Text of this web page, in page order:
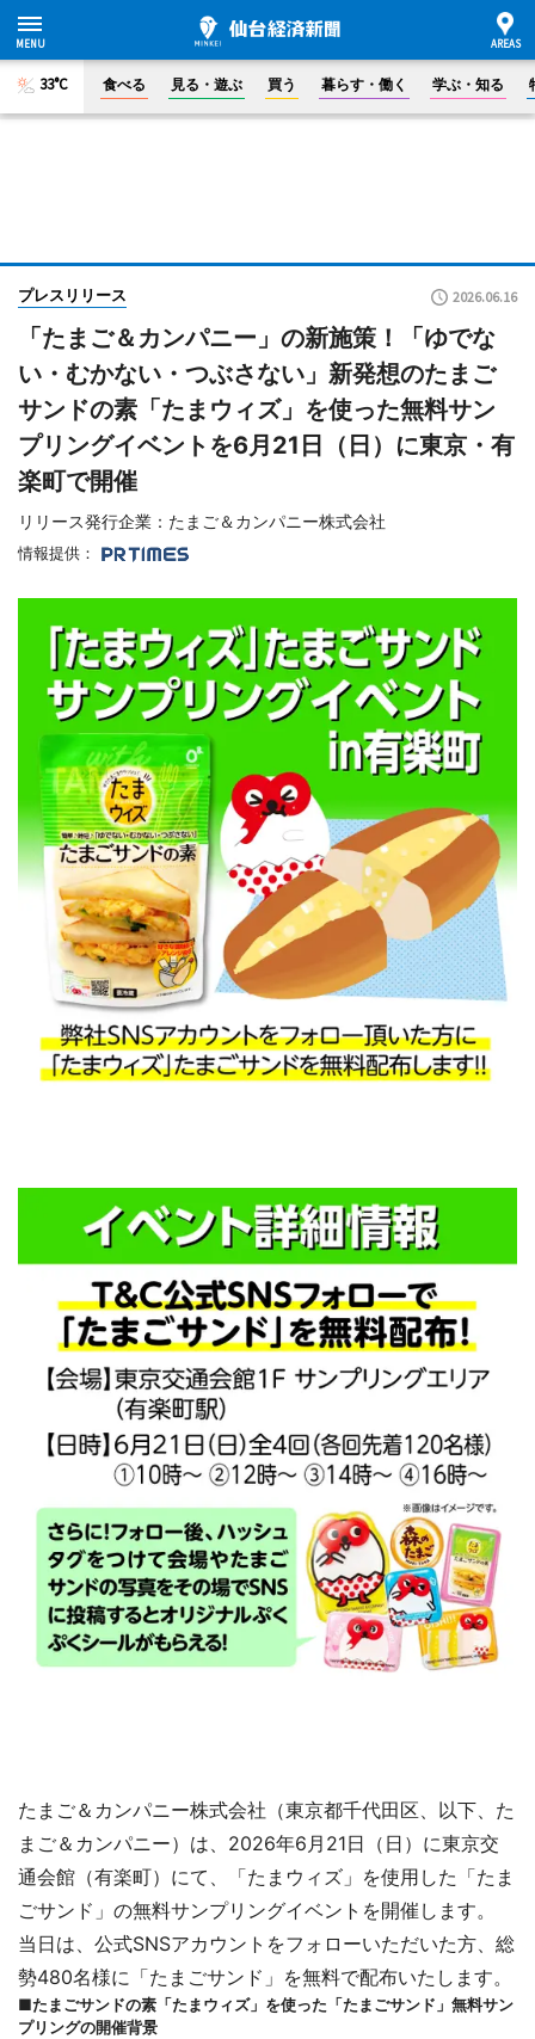
33°C 食べる 見る・遊ぶ 買う 暮らす・働く 学ぶ・知る
プレスリリース 2026.06.16
「たまご＆カンパニー」の新施策！「ゆでな
い・むかない・つぶさない」新発想のたまご
サンドの素「たまウィズ」を使った無料サン
プリングイベントを6月21日（日）に東京・有
楽町で開催
リリース発行企業：たまご＆カンパニー株式会社
情報提供：
たまご＆カンパニー株式会社（東京都千代田区、以下、た
まご＆カンパニー）は、2026年6月21日（日）に東京交
通会館（有楽町）にて、「たまウィズ」を使用した「たま
ごサンド」の無料サンプリングイベントを開催します。
当日は、公式SNSアカウントをフォローいただいた方、総
勢480名様に「たまごサンド」を無料で配布いたします。
■たまごサンドの素「たまウィズ」を使った「たまごサンド」無料サン
プリングの開催背景